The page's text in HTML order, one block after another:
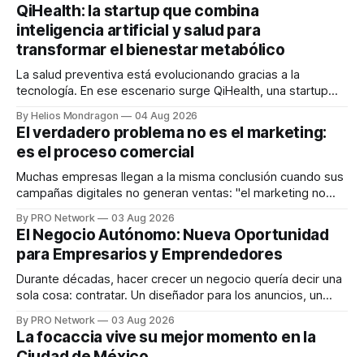
QiHealth: la startup que combina
inteligencia artificial y salud para
transformar el bienestar metabólico
La salud preventiva está evolucionando gracias a la
tecnología. En ese escenario surge QiHealth, una startup
dispositivos inteligentes, inteligencia artificial y monitoreo
en tiempo real para ayudar a las personas a tomar mejores
decisiones sobre su salud metabólica. Su propuesta busca
responder
By Helios Mondragon 04 Aug 2026
El verdadero problema no es el marketing:
es el proceso comercial
Muchas empresas llegan a la misma conclusión cuando sus
campañas digitales no generan ventas: "el marketing no
INTERIUS, el problema suele estar en otro lugar. Durante
una entrevista para el podcast SER PRO, el especialista en
marketing digital explicó que
By PRO Network 03 Aug 2026
El Negocio Autónomo: Nueva Oportunidad
para Empresarios y Emprendedores
Durante décadas, hacer crecer un negocio quería decir una
sola cosa: contratar. Un diseñador para los anuncios, un
para los textos, alguien que supiera de publicidad digital
para encontrar prospectos, un vendedor para atender
By PRO Network 03 Aug 2026
La focaccia vive su mejor momento en la